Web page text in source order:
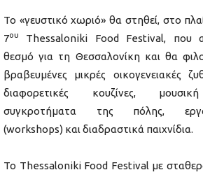
Το «γευστικό χωριό» θα στηθεί, στο
7ου
Thessaloniki Food Festival, που
θεσμό για τη Θεσσαλονίκη και θα
βραβευμένες μικρές οικογενειακές
διαφορετικές κουζίνες,
συγκροτήματα της πόλης,
(workshops) και διαδραστικά παιχνίδια.
Το Thessaloniki Food Festival με